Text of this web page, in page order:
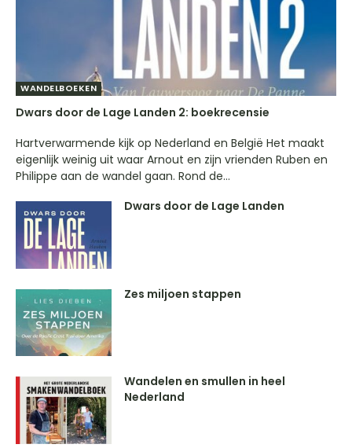
WANDELBOEKEN
Dwars door de Lage Landen 2: boekrecensie
Hartverwarmende kijk op Nederland en België Het maakt
eigenlijk weinig uit waar Arnout en zijn vrienden Ruben en
Philippe aan de wandel gaan. Rond de...
Dwars door de Lage Landen
Zes miljoen stappen
Wandelen en smullen in heel
Nederland